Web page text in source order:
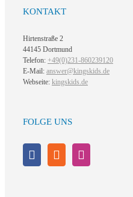
KONTAKT
Hirtenstraße 2
44145 Dortmund
Telefon: +49(0)231-860239120
E-Mail: answer@kingskids.de
Webseite: kingskids.de
FOLGE UNS